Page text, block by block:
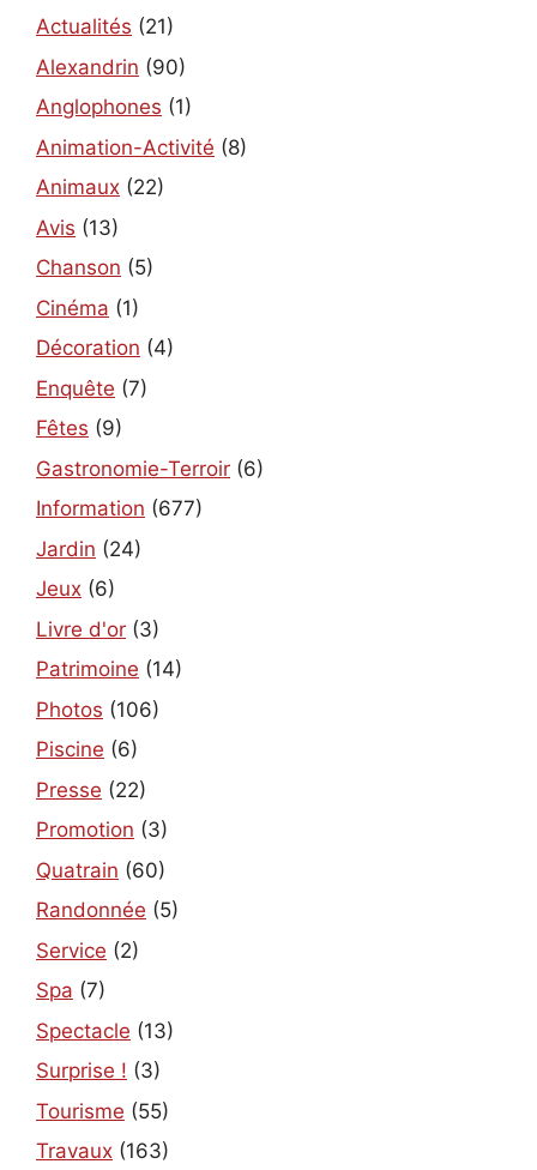
Actualités (21)
Alexandrin (90)
Anglophones (1)
Animation-Activité (8)
Animaux (22)
Avis (13)
Chanson (5)
Cinéma (1)
Décoration (4)
Enquête (7)
Fêtes (9)
Gastronomie-Terroir (6)
Information (677)
Jardin (24)
Jeux (6)
Livre d'or (3)
Patrimoine (14)
Photos (106)
Piscine (6)
Presse (22)
Promotion (3)
Quatrain (60)
Randonnée (5)
Service (2)
Spa (7)
Spectacle (13)
Surprise ! (3)
Tourisme (55)
Travaux (163)